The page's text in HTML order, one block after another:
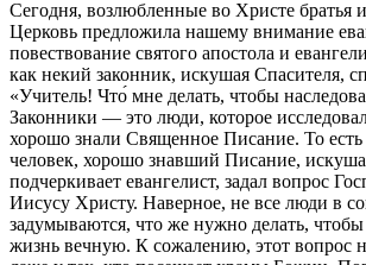
Сегодня, возлюбленные во Христе братья
Церковь предложила нашему внимание
повествование святого апостола и
как некий законник, искушая Спасителя,
«Учитель! Что́ мне делать, чтобы
Законники — это люди, которое
хорошо знали Священное Писание. То
человек, хорошо знавший Писание,
подчеркивает евангелист, задал вопрос
Иисусу Христу. Наверное, не все люди в
задумываются, что же нужно делать, чтобы
жизнь вечную. К сожалению, этот вопрос